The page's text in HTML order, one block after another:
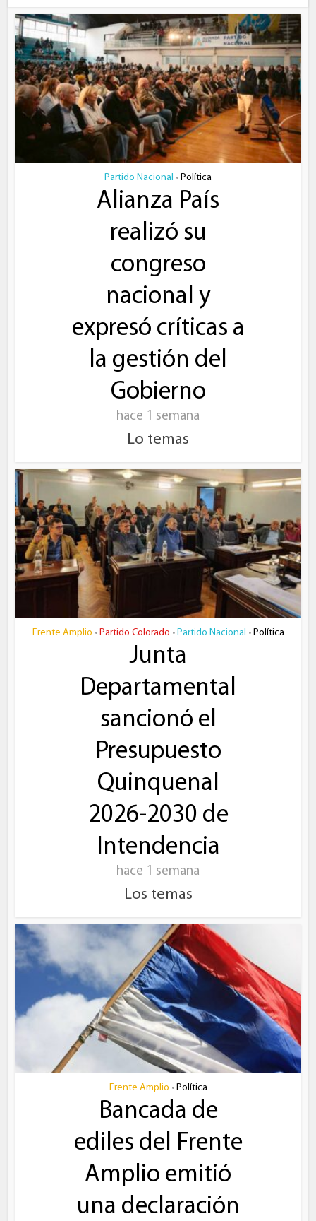
Partido Nacional • Política
Alianza País
realizó su
congreso
nacional y
expresó críticas a
la gestión del
Gobierno
hace 1 semana
Lo temas
Frente Amplio • Partido Colorado • Partido Nacional • Política
Junta
Departamental
sancionó el
Presupuesto
Quinquenal
2026-2030 de
Intendencia
hace 1 semana
Los temas
Frente Amplio • Política
Bancada de
ediles del Frente
Amplio emitió
una declaración